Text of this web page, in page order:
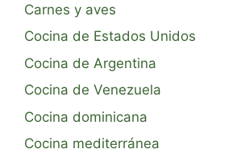
Carnes y aves
Cocina de Estados Unidos
Cocina de Argentina
Cocina de Venezuela
Cocina dominicana
Cocina mediterránea